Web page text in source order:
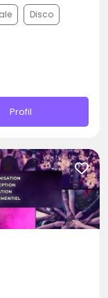
Disco
Profil